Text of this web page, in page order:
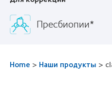
Пресбиопии*
Home > Наши продукты >